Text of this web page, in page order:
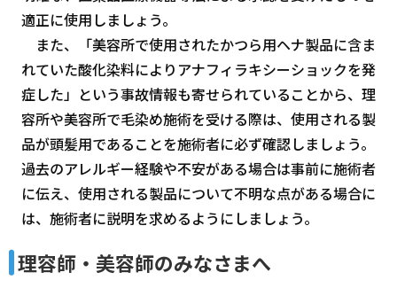
適正に使用しましょう。
また、「美容所で使用されたかつら用ヘナ製品に含ま
れていた酸化染料によりアナフィラキシーショックを発
症した」という事故情報も寄せられていることから、理
容所や美容所で毛染め施術を受ける際は、使用される製
品が頭髪用であることを施術者に必ず確認しましょう。
過去のアレルギー経験や不安がある場合は事前に施術者
に伝え、使用される製品について不明な点がある場合に
は、施術者に説明を求めるようにしましょう。
理容師・美容師のみなさまへ